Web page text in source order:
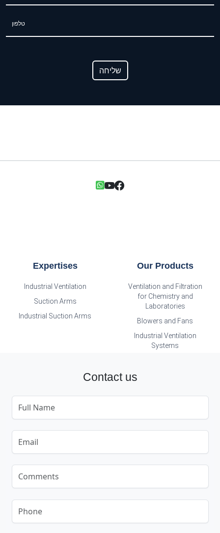
שליחה
Expertises
Industrial Ventilation
Suction Arms
Industrial Suction Arms
Our Products
Ventilation and Filtration
for Chemistry and
Laboratories
Blowers and Fans
Industrial Ventilation
Systems
Contact us